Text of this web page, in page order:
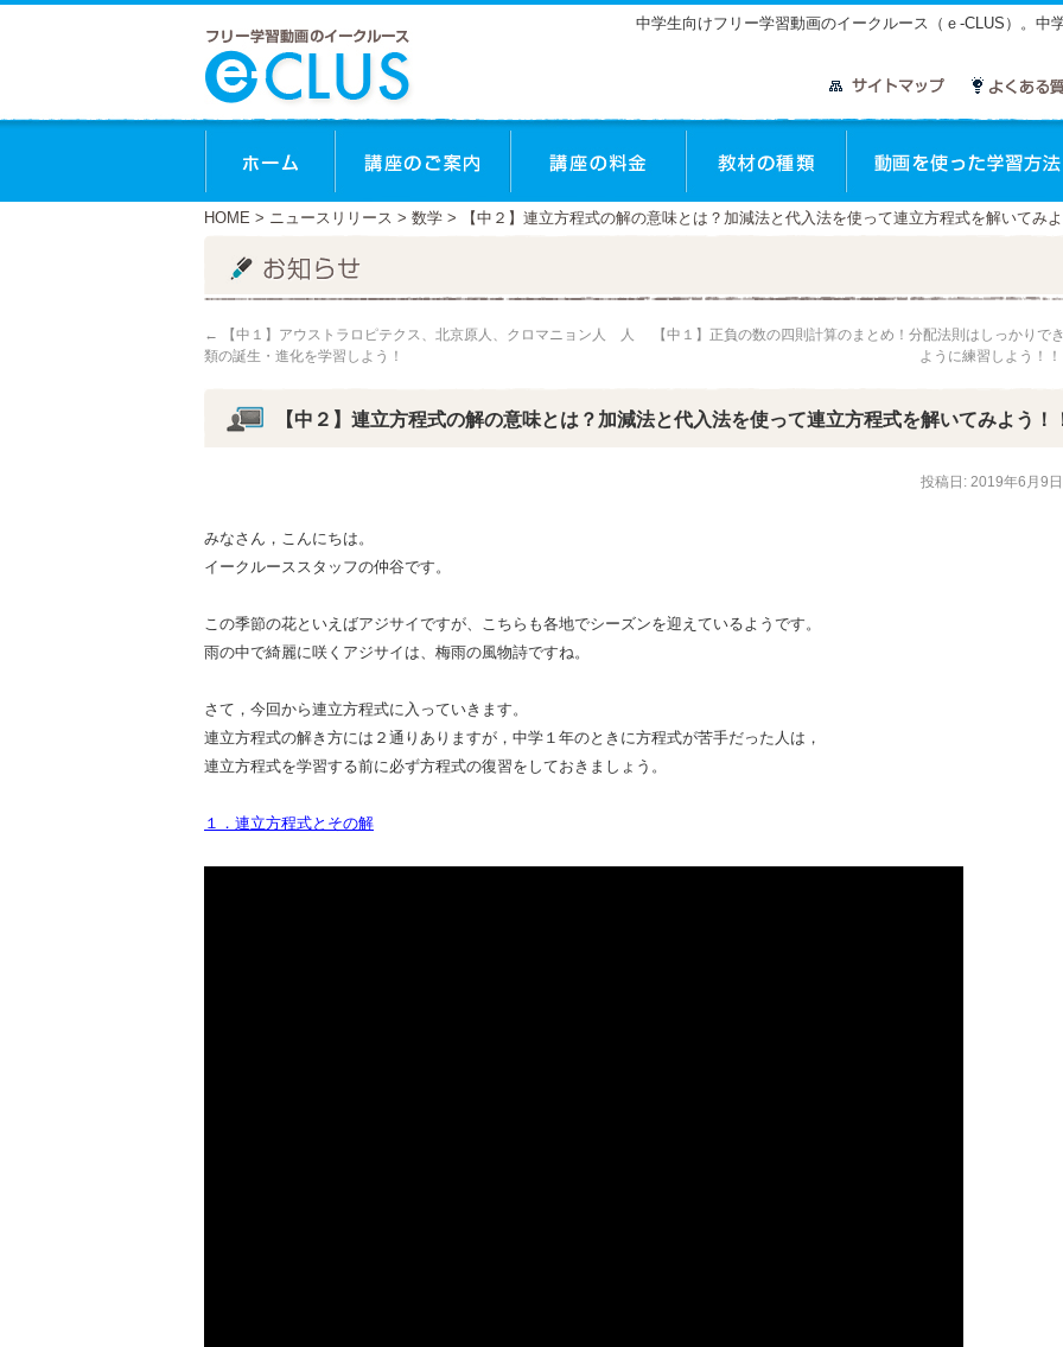
中学生向けフリー学習動画のイークルース（ｅ-CLUS）。中
ホーム 講座のご案内 講座の料金 教材の種類
HOME > ニュースリリース > 数学 > 【中２】連立方程式の解の意味とは？加減法と代入法を使って連立方程式を解いてみよ
←
【中１】アウストラロピテクス、北京原人、クロマニョン人 人
類の誕生・進化を学習しよう！
【中１】正負の数の四則計算のまとめ！分配法則はしっかりで
ように練習しよう！！
【中２】連立方程式の解の意味とは？加減法と代入法を使って連立方程式を解いてみよう！
投稿日: 2019年6月9日
みなさん，こんにちは。
イークルーススタッフの仲谷です。
この季節の花といえばアジサイですが、こちらも各地でシーズンを迎えているようです。
雨の中で綺麗に咲くアジサイは、梅雨の風物詩ですね。
さて，今回から連立方程式に入っていきます。
連立方程式の解き方には２通りありますが，中学１年のときに方程式が苦手だった人は，
連立方程式を学習する前に必ず方程式の復習をしておきましょう。
１．連立方程式とその解